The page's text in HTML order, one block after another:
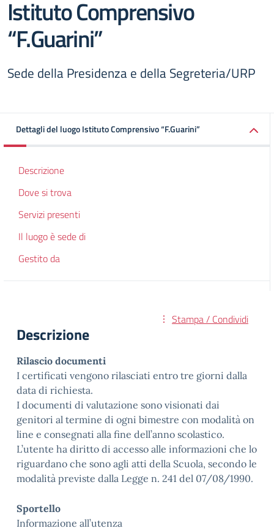
Istituto Comprensivo
“F.Guarini”
Sede della Presidenza e della Segreteria/URP
Dettagli del luogo Istituto Comprensivo “F.Guarini”
Descrizione
Dove si trova
Servizi presenti
Il luogo è sede di
Gestito da
Stampa / Condividi
Descrizione
Rilascio documenti
I certificati vengono rilasciati entro tre giorni dalla
data di richiesta.
I documenti di valutazione sono visionati dai
genitori al termine di ogni bimestre con modalità on
line e consegnati alla fine dell’anno scolastico.
L’utente ha diritto di accesso alle informazioni che lo
riguardano che sono agli atti della Scuola, secondo le
modalità previste dalla Legge n. 241 del 07/08/1990.
Sportello
Informazione all’utenza